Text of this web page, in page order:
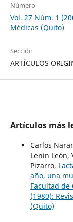
Número
Vol. 27 Núm. 1
Médicas (Quito)
Sección
ARTÍCULOS
Artículos más
Carlos
Lenin León,
Pizarro,
año, una
Facultad de
(1980):
(Quito)